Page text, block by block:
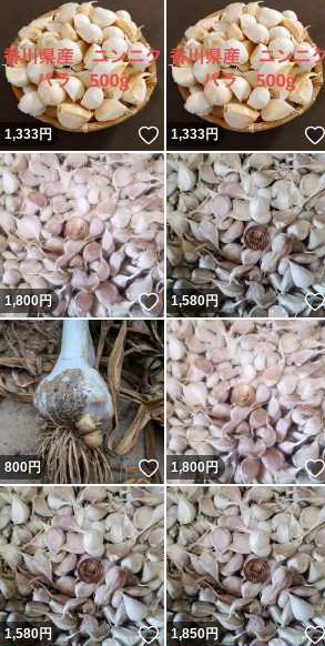
1,333円 いいね！
1,333円
1,800円 いいね！
1,580円
800円 いいね！
1,800円
1,580円 いいね！
1,850円